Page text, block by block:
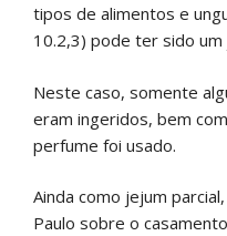
tipos de alimentos e
10.2,3) pode ter sido um
Neste caso, somente
eram ingeridos, bem
perfume foi usado.
Ainda como jejum
Paulo sobre o